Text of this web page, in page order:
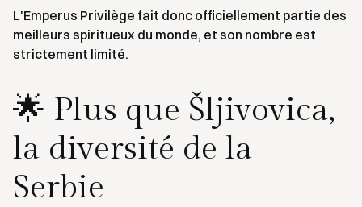
L'Emperus Privilège fait donc officiellement partie des
meilleurs spiritueux du monde, et son nombre est
strictement limité.
🌟 Plus que Šljivovica,
la diversité de la
Serbie